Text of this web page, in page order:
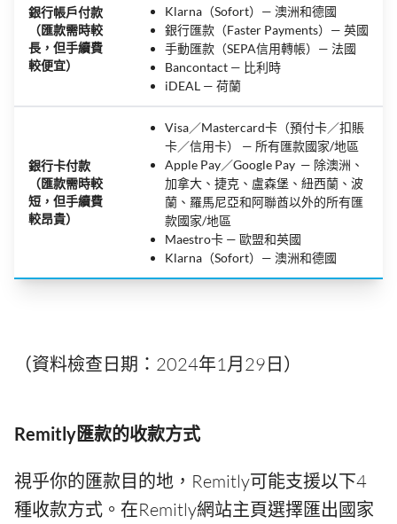
銀行帳戶付款
（匯款需時較
長，但手續費
較便宜）
Klarna（Sofort）— 澳洲和德國
銀行匯款（Faster Payments）— 英國
手動匯款（SEPA信用轉帳）— 法國
Bancontact — 比利時
iDEAL — 荷蘭
銀行卡付款
（匯款需時較
短，但手續費
較昂貴）
Visa／Mastercard卡（預付卡／扣賬
卡／信用卡） — 所有匯款國家/地區
Apple Pay／Google Pay — 除澳洲、
加拿大、捷克、盧森堡、紐西蘭、波
蘭、羅馬尼亞和阿聯酋以外的所有匯
款國家/地區
Maestro卡 — 歐盟和英國
Klarna（Sofort）— 澳洲和德國
（資料檢查日期：2024年1月29日）
Remitly匯款的收款方式
視乎你的匯款目的地，Remitly可能支援以下4
種收款方式。在Remitly網站主頁選擇匯出國家